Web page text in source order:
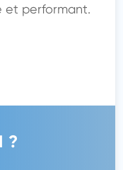
et performant.
?